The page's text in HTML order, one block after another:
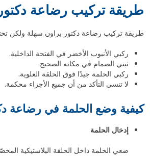
طريقة تركيب رضاعة
طريقة تركيب رضاعة دكتور براون سهلة ولكن
ركبي الأنبوب الأخضر في الفتحة الداخلية.
ثبتي الصمام في مكانه الصحيح.
ركبي الحلمة جيدًا فوق الحلقة العلوية.
لا تنسي التأكد من أن جميع الأجزاء محكمة.
كيفية وضع الحلمة في رضاعة
إدخال الحلمة
ضعي الحلمة داخل الحلقة البلاستيكية